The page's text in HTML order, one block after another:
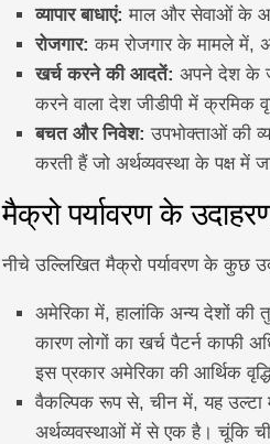
व्यापार बाधाएं: माल और सेवाओं के
रोजगार: कम रोजगार के मामले में,
खर्च करने की आदतें: अपने देश के
करने वाला देश जीडीपी में क्रमिक
बचत और निवेश: उपभोक्ताओं की
करती हैं जो अर्थव्यवस्था के पक्ष में
मैक्रो पर्यावरण के
नीचे उल्लिखित मैक्रो पर्यावरण के कुछ
अमेरिका में, हालांकि अन्य देशों की
कारण लोगों का खर्च पैटर्न काफी
इस प्रकार अमेरिका की आर्थिक
वैकल्पिक रूप से, चीन में, यह उल्टा
अर्थव्यवस्थाओं में से एक है। चूंकि